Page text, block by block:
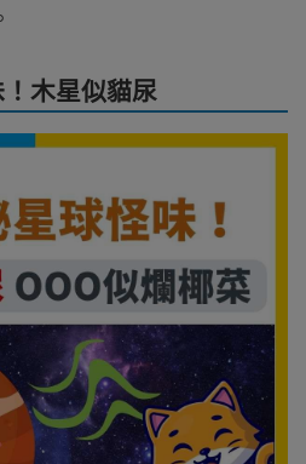
木星似貓尿